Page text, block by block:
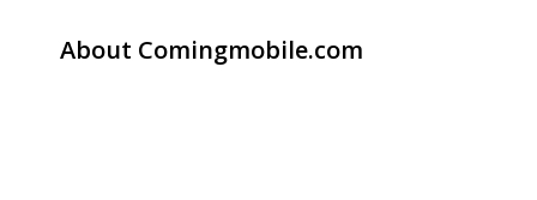
About Comingmobile.com